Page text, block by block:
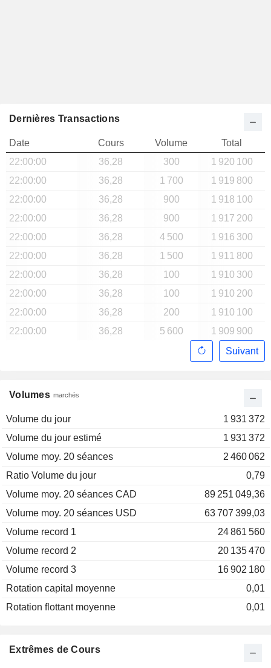
Volumes marchés
Volume du jour
1 931 372
Volume du jour estimé
1 931 372
Volume moy. 20 séances
2 460 062
Ratio Volume du jour
0,79
Volume moy. 20 séances CAD
89 251 049,36
Volume moy. 20 séances USD
63 707 399,03
Volume record 1
24 861 560
Volume record 2
20 135 470
Volume record 3
16 902 180
Rotation capital moyenne
0,01
Rotation flottant moyenne
0,01
Dernières Transactions
Date Cours Volume
Total
22:00:00
36,28 300
1 920 100
22:00:00
36,28 1 700
1 919 800
22:00:00
36,28 900
1 918 100
22:00:00
36,28 900
1 917 200
22:00:00
36,28 4 500
1 916 300
22:00:00
36,28 1 500
1 911 800
22:00:00
36,28 100
1 910 300
22:00:00
36,28 100
1 910 200
22:00:00
36,28 200
1 910 100
22:00:00
36,28 5 600
1 909 900
Suivant
Extrêmes de Cours